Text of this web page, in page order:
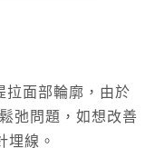
面部輪廓，由於
弛問題，如想改善
埋線。